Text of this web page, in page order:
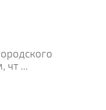
чт ...